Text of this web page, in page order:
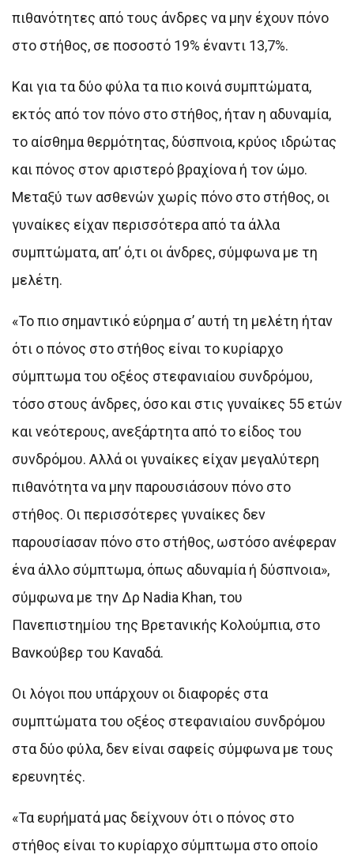
πιθανότητες από τους άνδρες να μην έχουν πόνο
στο στήθος, σε ποσοστό 19% έναντι 13,7%.
Και για τα δύο φύλα τα πιο κοινά συμπτώματα,
εκτός από τον πόνο στο στήθος, ήταν η αδυναμία,
το αίσθημα θερμότητας, δύσπνοια, κρύος ιδρώτας
και πόνος στον αριστερό βραχίονα ή τον ώμο.
Μεταξύ των ασθενών χωρίς πόνο στο στήθος, οι
γυναίκες είχαν περισσότερα από τα άλλα
συμπτώματα, απ’ ό,τι οι άνδρες, σύμφωνα με τη
μελέτη.
«Το πιο σημαντικό εύρημα σ’ αυτή τη μελέτη ήταν
ότι ο πόνος στο στήθος είναι το κυρίαρχο
σύμπτωμα του οξέος στεφανιαίου συνδρόμου,
τόσο στους άνδρες, όσο και στις γυναίκες 55 ετών
και νεότερους, ανεξάρτητα από το είδος του
συνδρόμου. Αλλά οι γυναίκες είχαν μεγαλύτερη
πιθανότητα να μην παρουσιάσουν πόνο στο
στήθος. Οι περισσότερες γυναίκες δεν
παρουσίασαν πόνο στο στήθος, ωστόσο ανέφεραν
ένα άλλο σύμπτωμα, όπως αδυναμία ή δύσπνοια»,
σύμφωνα με την Δρ Nadia Khan, του
Πανεπιστημίου της Βρετανικής Kολούμπια, στο
Βανκούβερ του Καναδά.
Οι λόγοι που υπάρχουν οι διαφορές στα
συμπτώματα του οξέος στεφανιαίου συνδρόμου
στα δύο φύλα, δεν είναι σαφείς σύμφωνα με τους
ερευνητές.
«Τα ευρήματά μας δείχνουν ότι ο πόνος στο
στήθος είναι το κυρίαρχο σύμπτωμα στο οποίο